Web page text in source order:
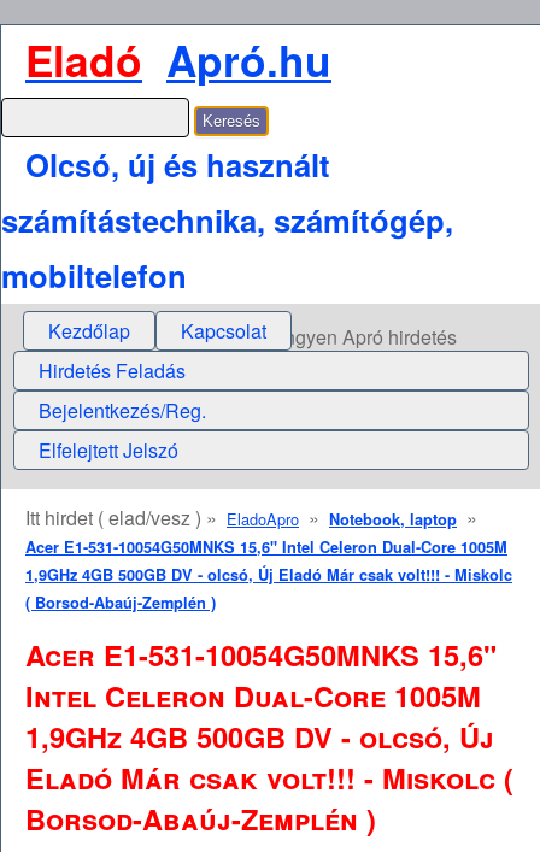
Eladó Apró.hu
Olcsó, új és használt
számítástechnika, számítógép,
mobiltelefon
Kezdőlap Kapcsolat
Ingyen Apró hirdetés
Hirdetés Feladás
Bejelentkezés/Reg.
Elfelejtett Jelszó
Itt hirdet ( elad/vesz ) » EladoApro » Notebook, laptop »
Acer E1-531-10054G50MNKS 15,6" Intel Celeron Dual-Core 1005M
1,9GHz 4GB 500GB DV - olcsó, Új Eladó Már csak volt!!! - Miskolc
( Borsod-Abaúj-Zemplén )
Acer E1-531-10054G50MNKS 15,6"
Intel Celeron Dual-Core 1005M
1,9GHz 4GB 500GB DV - olcsó, Új
Eladó Már csak volt!!! - Miskolc (
Borsod-Abaúj-Zemplén )